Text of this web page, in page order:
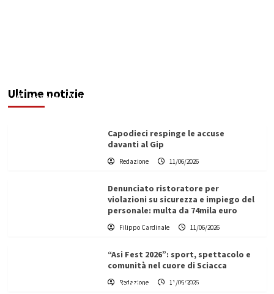
Ultime notizie
Redazione 11/06/2026
Capodieci respinge le accuse
davanti al Gip
Redazione 11/06/2026
Denunciato ristoratore per
violazioni su sicurezza e impiego del
personale: multa da 74mila euro
Filippo Cardinale 11/06/2026
“Asi Fest 2026”: sport, spettacolo e
comunità nel cuore di Sciacca
Redazione 11/06/2026
Vino in Italia: il giro d’affari contribuisce